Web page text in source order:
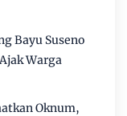
Bayu Suseno
Warga
Oknum,